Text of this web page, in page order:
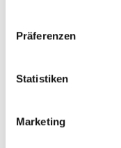
Präferenzen
Statistiken
Marketing
Toaster mit
Sandwiches mit
Gebrauch